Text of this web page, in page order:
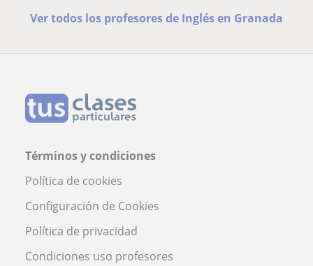
Ver todos los profesores de Inglés en Granada
Términos y condiciones
Política de cookies
Configuración de Cookies
Política de privacidad
Condiciones uso profesores